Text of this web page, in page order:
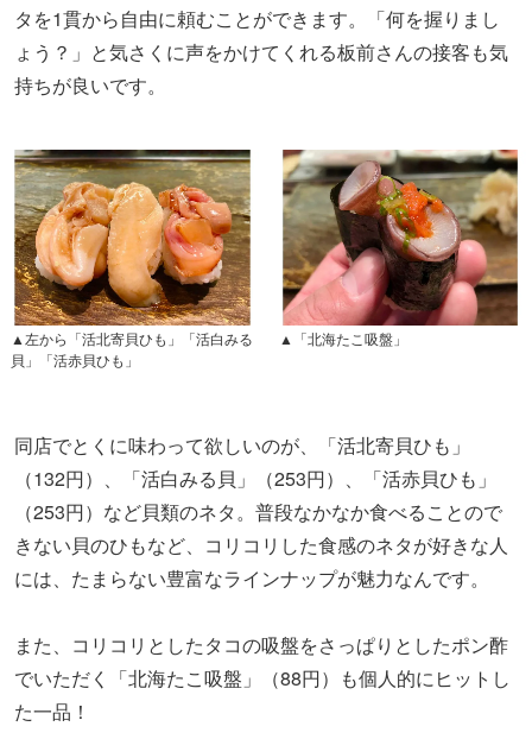
タを1貫から自由に頼むことができます。「何を握りまし
ょう？」と気さくに声をかけてくれる板前さんの接客も気
持ちが良いです。
▲左から「活北寄貝ひも」「活白みる
貝」「活赤貝ひも」
▲「北海たこ吸盤」
同店でとくに味わって欲しいのが、「活北寄貝ひも」
（132円）、「活白みる貝」（253円）、「活赤貝ひも」
（253円）など貝類のネタ。普段なかなか食べることので
きない貝のひもなど、コリコリした食感のネタが好きな人
には、たまらない豊富なラインナップが魅力なんです。
また、コリコリとしたタコの吸盤をさっぱりとしたポン酢
でいただく「北海たこ吸盤」（88円）も個人的にヒットし
た一品！